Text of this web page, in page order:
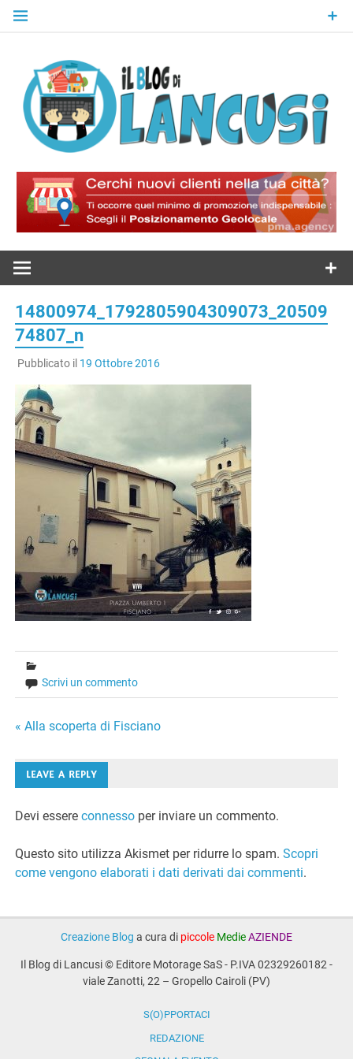
Skip
Il Blog Di
Lancusi
14800974_1792805904309073_20509
74807_n
Pubblicato il 19 Ottobre 2016
Scrivi un commento
Navigazione
articoli
« Alla scoperta di Fisciano
LEAVE A REPLY
Devi essereconnesso per inviare un commento.
Questo sito utilizza Akismet per ridurre lo spam.Scopri
come vengono elaborati i dati derivati dai commenti.
Creazione Blog a cura di piccole MedieAZIENDE
Il Blog di Lancusi © Editore Motorage SaS - P.IVA 02329260182 -
viale Zanotti, 22 – Gropello Cairoli (PV)
S(O)PPORTACI
REDAZIONE